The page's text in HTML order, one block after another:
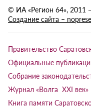
© ИА «Регион 64», 2011
Создание сайта –
Правительство
Официальные
Собрание
Журнал «Волга XXI век»
Книга памяти